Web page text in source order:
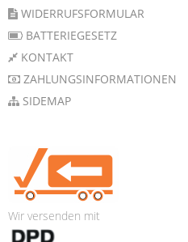
WIDERRUFSFORMULAR
BATTERIEGESETZ
KONTAKT
ZAHLUNGSINFORMATIONEN
SIDEMAP
Wir versenden mit